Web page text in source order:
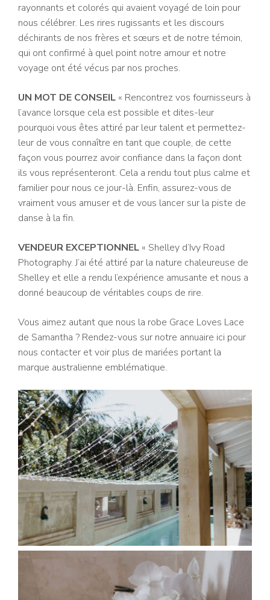
rayonnants et colorés qui avaient voyagé de loin pour
nous célébrer. Les rires rugissants et les discours
déchirants de nos frères et sœurs et de notre témoin,
qui ont confirmé à quel point notre amour et notre
voyage ont été vécus par nos proches.
UN MOT DE CONSEIL « Rencontrez vos fournisseurs à
l’avance lorsque cela est possible et dites-leur
pourquoi vous êtes attiré par leur talent et permettez-
leur de vous connaître en tant que couple, de cette
façon vous pourrez avoir confiance dans la façon dont
ils vous représenteront. Cela a rendu tout plus calme et
familier pour nous ce jour-là. Enfin, assurez-vous de
vraiment vous amuser et de vous lancer sur la piste de
danse à la fin.
VENDEUR EXCEPTIONNEL « Shelley d’Ivy Road
Photography. J’ai été attiré par la nature chaleureuse de
Shelley et elle a rendu l’expérience amusante et nous a
donné beaucoup de véritables coups de rire.
Vous aimez autant que nous la robe Grace Loves Lace
de Samantha ? Rendez-vous sur notre annuaire ici pour
nous contacter et voir plus de mariées portant la
marque australienne emblématique.